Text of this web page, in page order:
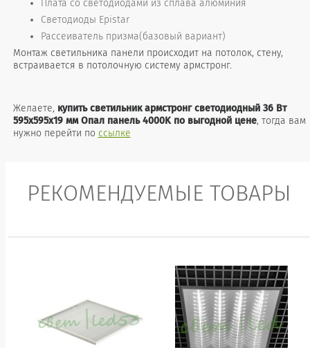
Плата со светодиодами из сплава алюминия
Светодиоды Epistar
Рассеиватель призма(базовый вариант)
Монтаж светильника панели происходит на потолок, стену,
встраивается в потолочную систему армстронг.
Желаете, купить светильник армстронг светодиодный 36 Вт
595x595x19 мм Опал панель 4000K по выгодной цене, тогда вам
нужно перейти по ссылке
РЕКОМЕНДУЕМЫЕ ТОВАРЫ